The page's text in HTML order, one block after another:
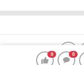
0 0